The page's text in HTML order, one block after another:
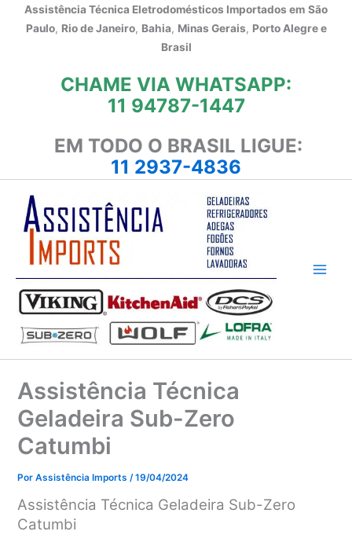
Assistência Técnica Eletrodomésticos Importados em São
Paulo, Rio de Janeiro, Bahia, Minas Gerais, Porto Alegre e
Brasil
CHAME VIA WHATSAPP:
11 94787-1447
EM TODO O BRASIL LIGUE:
11 2937-4836
Assistência Técnica
Geladeira Sub-Zero
Catumbi
PorAssistência Imports/19/04/2024
Assistência Técnica Geladeira Sub-Zero
Catumbi